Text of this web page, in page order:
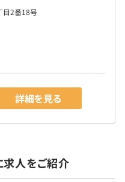
目2番18号
詳細を見る
求人をご紹介